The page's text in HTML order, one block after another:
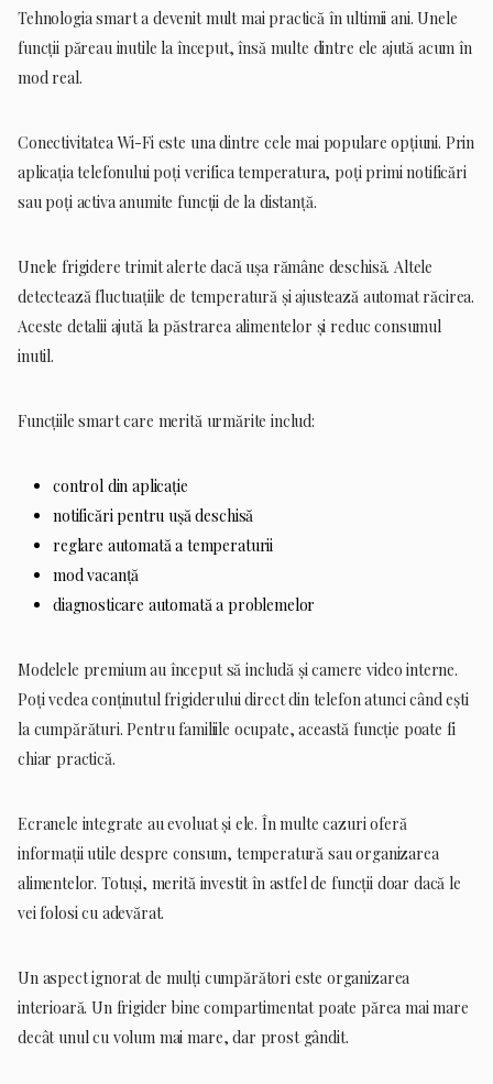
Tehnologia smart a devenit mult mai practică în ultimii ani. Unele
funcții păreau inutile la început, însă multe dintre ele ajută acum în
mod real.
Conectivitatea Wi-Fi este una dintre cele mai populare opțiuni. Prin
aplicația telefonului poți verifica temperatura, poți primi notificări
sau poți activa anumite funcții de la distanță.
Unele frigidere trimit alerte dacă ușa rămâne deschisă. Altele
detectează fluctuațiile de temperatură și ajustează automat răcirea.
Aceste detalii ajută la păstrarea alimentelor și reduc consumul
inutil.
Funcțiile smart care merită urmărite includ:
control din aplicație
notificări pentru ușă deschisă
reglare automată a temperaturii
mod vacanță
diagnosticare automată a problemelor
Modelele premium au început să includă și camere video interne.
Poți vedea conținutul frigiderului direct din telefon atunci când ești
la cumpărături. Pentru familiile ocupate, această funcție poate fi
chiar practică.
Ecranele integrate au evoluat și ele. În multe cazuri oferă
informații utile despre consum, temperatură sau organizarea
alimentelor. Totuși, merită investit în astfel de funcții doar dacă le
vei folosi cu adevărat.
Un aspect ignorat de mulți cumpărători este organizarea
interioară. Un frigider bine compartimentat poate părea mai mare
decât unul cu volum mai mare, dar prost gândit.